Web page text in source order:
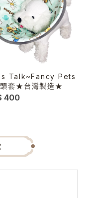
Talk~Fancy Pets
頭套★台灣製造★
400